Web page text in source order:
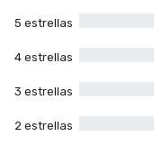
5 estrellas
4 estrellas
3 estrellas
2 estrellas